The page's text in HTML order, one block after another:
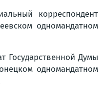
корреспондент
одномандатном
Государственной Думы
одномандатном